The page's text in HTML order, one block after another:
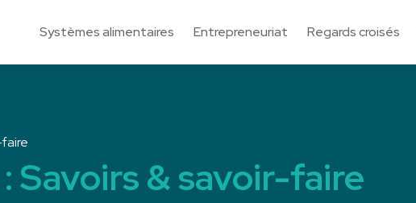
Systèmes alimentaires Entrepreneuriat Regards croisés
Savoirs & savoir-faire